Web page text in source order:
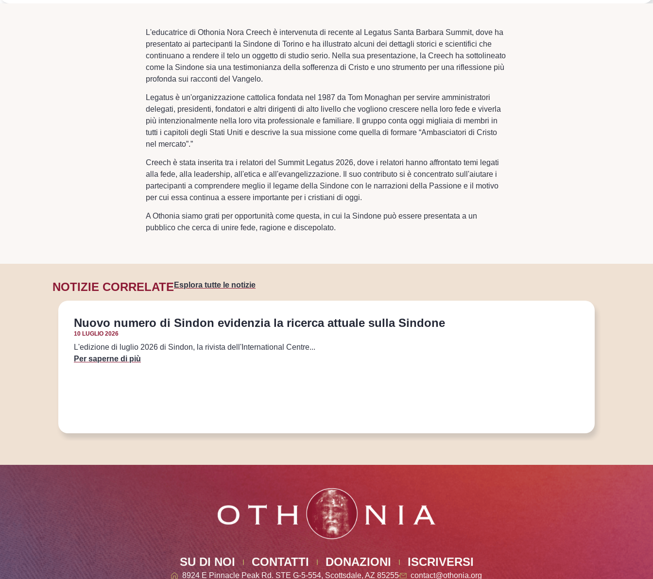
L'educatrice di Othonia Nora Creech è intervenuta di recente al Legatus Santa Barbara Summit, dove ha
presentato ai partecipanti la Sindone di Torino e ha illustrato alcuni dei dettagli storici e scientifici che
continuano a rendere il telo un oggetto di studio serio. Nella sua presentazione, la Creech ha sottolineato
come la Sindone sia una testimonianza della sofferenza di Cristo e uno strumento per una riflessione più
profonda sui racconti del Vangelo.
Legatus è un'organizzazione cattolica fondata nel 1987 da Tom Monaghan per servire amministratori
delegati, presidenti, fondatori e altri dirigenti di alto livello che vogliono crescere nella loro fede e viverla
più intenzionalmente nella loro vita professionale e familiare. Il gruppo conta oggi migliaia di membri in
tutti i capitoli degli Stati Uniti e descrive la sua missione come quella di formare “Ambasciatori di Cristo
nel mercato”.”
Creech è stata inserita tra i relatori del Summit Legatus 2026, dove i relatori hanno affrontato temi legati
alla fede, alla leadership, all'etica e all'evangelizzazione. Il suo contributo si è concentrato sull'aiutare i
partecipanti a comprendere meglio il legame della Sindone con le narrazioni della Passione e il motivo
per cui essa continua a essere importante per i cristiani di oggi.
A Othonia siamo grati per opportunità come questa, in cui la Sindone può essere presentata a un
pubblico che cerca di unire fede, ragione e discepolato.
NOTIZIE CORRELATE Esplora tutte le notizie
Nuovo numero di Sindon evidenzia la ricerca attuale sulla Sindone
10 LUGLIO 2026
L'edizione di luglio 2026 di Sindon, la rivista dell'International Centre...
Per saperne di più
SU DI NOI CONTATTI DONAZIONI ISCRIVERSI
8924 E Pinnacle Peak Rd. STE G-5-554, Scottsdale, AZ 85255 contact@othonia.org